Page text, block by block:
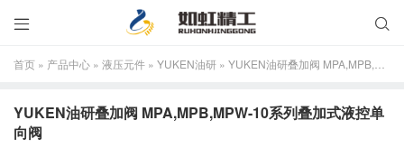


首页 » 产品中心 » 液压元件 » YUKEN油研 » YUKEN油研叠加阀 MPA,MPB,MPW-10系列叠加式液控单向阀
YUKEN油研叠加阀 MPA,MPB,MPW-10系列叠加式液控单
向阀